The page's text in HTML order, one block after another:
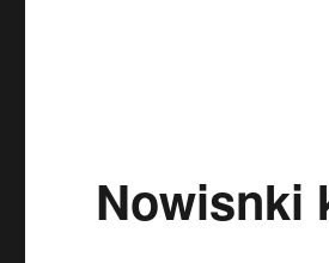
Nowisnki